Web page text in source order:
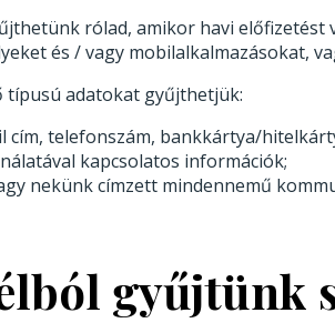
rólad, amikor havi
és / vagy mobilalkalmazásokat,
típusú adatokat gyűjthetjük:
cím, telefonszám, bankkártya/
kapcsolatos információk;
nekünk címzett mindennemű
gyűjtünk